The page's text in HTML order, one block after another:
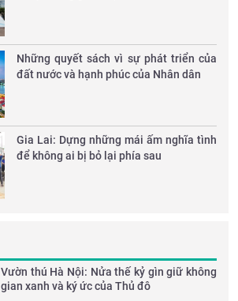
Những quyết sách vì sự phát triển của
đất nước và hạnh phúc của Nhân dân
Gia Lai: Dựng những mái ấm nghĩa tình
để không ai bị bỏ lại phía sau
Vườn thú Hà Nội: Nửa thế kỷ gìn giữ không
gian xanh và ký ức của Thủ đô